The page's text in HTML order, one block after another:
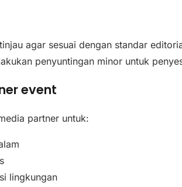
agar sesuai dengan standar
penyuntingan minor untuk
event
partner untuk:
lingkungan